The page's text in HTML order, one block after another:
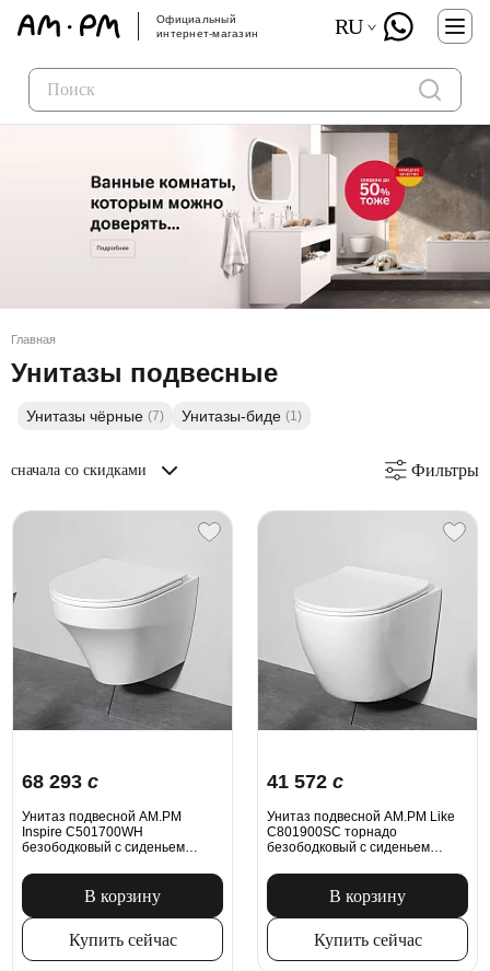
Официальный
интернет-магазин
RU
Главная
Унитазы подвесные
Унитазы чёрные (7) Унитазы-биде (1)
сначала со скидками Фильтры
68 293 c
Унитаз подвесной AM.PM
Inspire C501700WH
безободковый с сиденьем
В корзину
Купить сейчас
41 572 c
Унитаз подвесной AM.PM Like
C801900SC торнадо
безободковый с сиденьем
В корзину
Купить сейчас